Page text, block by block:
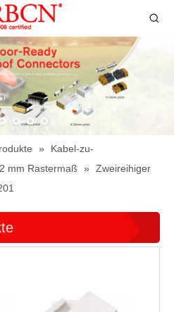
»
Kabel-zu-
mm Rastermaß »
Zweireihiger